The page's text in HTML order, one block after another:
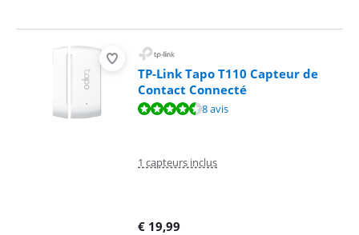
TP-Link Tapo T110 Capteur de
Contact Connecté
La note est de 9,3 sur 10, basée sur 8 avis.8 avis
1 capteurs inclus
€ 19,99